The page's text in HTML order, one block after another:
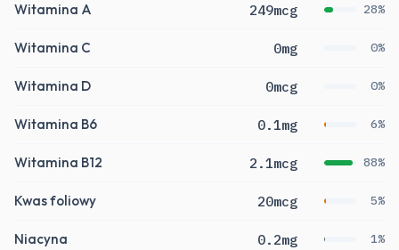
Witamina A 249mcg 28%
Witamina C 0mg 0%
Witamina D 0mcg 0%
Witamina B6 0.1mg 6%
Witamina B12 2.1mcg 88%
Kwas foliowy 20mcg 5%
Niacyna 0.2mg 1%